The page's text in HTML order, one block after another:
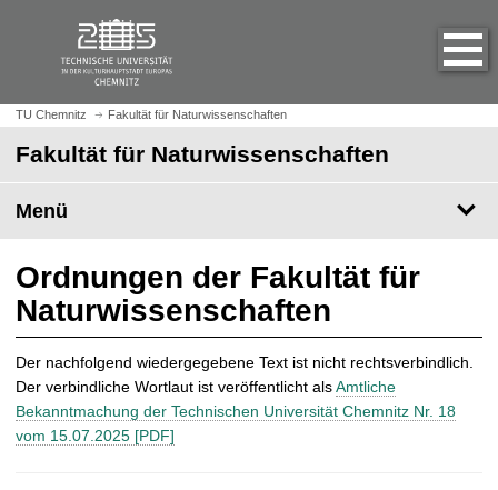
z
m
t
e
i
t
u
f
e
n
TU Chemnitz Fakultät für Naturwissenschaften
Fakultät für Naturwissenschaften
Menü
Ordnungen der Fakultät für
Naturwissenschaften
Der nachfolgend wiedergegebene Text ist nicht rechtsverbindlich.
Der verbindliche Wortlaut ist veröffentlicht alsAmtliche
Bekanntmachung der Technischen Universität Chemnitz Nr. 18
vom 15.07.2025 [PDF]